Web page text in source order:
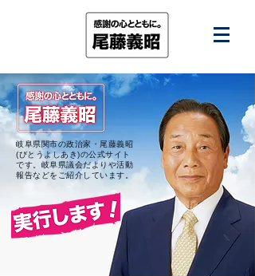
岐阜県関市の政治家・尾藤義昭
(びとうよしあき)の公式サイト
です。 岐阜県議会だよりや活動
報告などをご紹介しています。